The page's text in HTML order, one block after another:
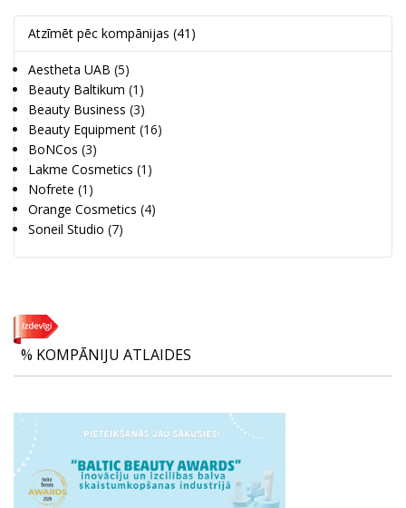
Atzīmēt pēc kompānijas (41)
Aestheta UAB (5)
Beauty Baltikum (1)
Beauty Business (3)
Beauty Equipment (16)
BoNCos (3)
Lakme Cosmetics (1)
Nofrete (1)
Orange Cosmetics (4)
Soneil Studio (7)
% KOMPĀNIJU ATLAIDES